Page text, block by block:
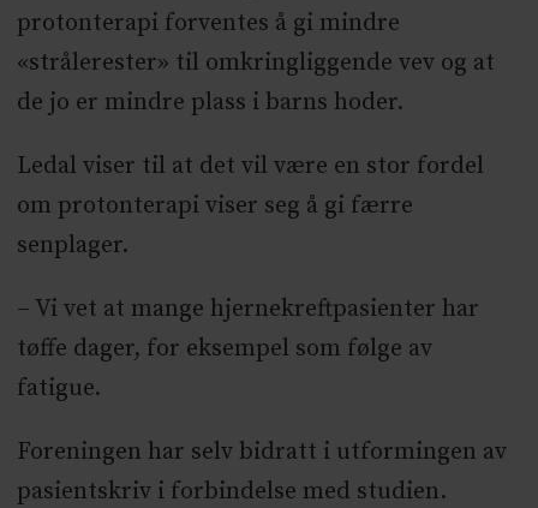
protonterapi forventes å gi mindre
«strålerester» til omkringliggende vev og at
de jo er mindre plass i barns hoder.
Ledal viser til at det vil være en stor fordel
om protonterapi viser seg å gi færre
senplager.
– Vi vet at mange hjernekreftpasienter har
tøffe dager, for eksempel som følge av
fatigue.
Foreningen har selv bidratt i utformingen av
pasientskriv i forbindelse med studien.